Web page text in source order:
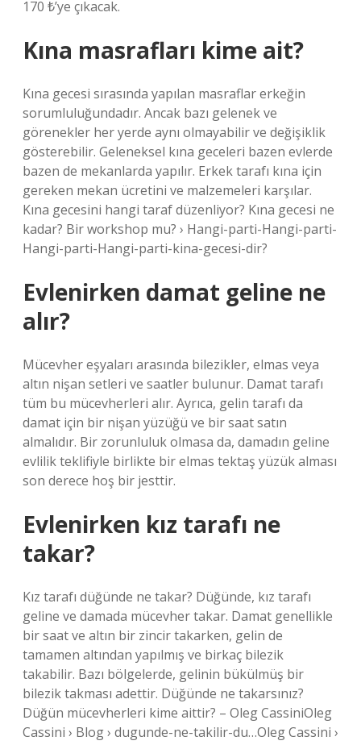
170 ₺’ye çıkacak.
Kına masrafları kime ait?
Kına gecesi sırasında yapılan masraflar erkeğin
sorumluluğundadır. Ancak bazı gelenek ve
görenekler her yerde aynı olmayabilir ve değişiklik
gösterebilir. Geleneksel kına geceleri bazen evlerde
bazen de mekanlarda yapılır. Erkek tarafı kına için
gereken mekan ücretini ve malzemeleri karşılar.
Kına gecesini hangi taraf düzenliyor? Kına gecesi ne
kadar? Bir workshop mu? › Hangi-parti-Hangi-parti-
Hangi-parti-Hangi-parti-kina-gecesi-dir?
Evlenirken damat geline ne
alır?
Mücevher eşyaları arasında bilezikler, elmas veya
altın nişan setleri ve saatler bulunur. Damat tarafı
tüm bu mücevherleri alır. Ayrıca, gelin tarafı da
damat için bir nişan yüzüğü ve bir saat satın
almalıdır. Bir zorunluluk olmasa da, damadın geline
evlilik teklifiyle birlikte bir elmas tektaş yüzük alması
son derece hoş bir jesttir.
Evlenirken kız tarafı ne
takar?
Kız tarafı düğünde ne takar? Düğünde, kız tarafı
geline ve damada mücevher takar. Damat genellikle
bir saat ve altın bir zincir takarken, gelin de
tamamen altından yapılmış ve birkaç bilezik
takabilir. Bazı bölgelerde, gelinin bükülmüş bir
bilezik takması adettir. Düğünde ne takarsınız?
Düğün mücevherleri kime aittir? – Oleg CassiniOleg
Cassini › Blog › dugunde-ne-takilir-du…Oleg Cassini ›